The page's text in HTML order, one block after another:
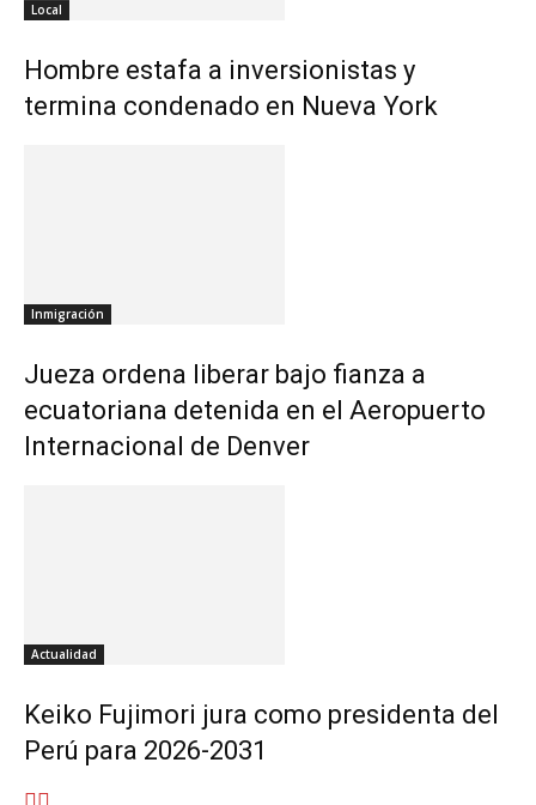
Local
Hombre estafa a inversionistas y
termina condenado en Nueva York
Inmigración
Jueza ordena liberar bajo fianza a
ecuatoriana detenida en el Aeropuerto
Internacional de Denver
Actualidad
Keiko Fujimori jura como presidenta del
Perú para 2026-2031